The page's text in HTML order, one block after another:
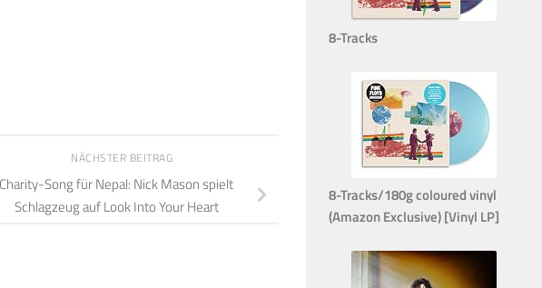
NÄCHSTER BEITRAG
Charity-Song für Nepal: Nick Mason spielt
Schlagzeug auf Look Into Your Heart
8-Tracks
8-Tracks/180g coloured vinyl
(Amazon Exclusive) [Vinyl LP]